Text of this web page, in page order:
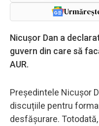
Nicușor Dan a
guvern din care să
AUR.
Președintele Nicușor
discuțiile pentru
desfășurare.